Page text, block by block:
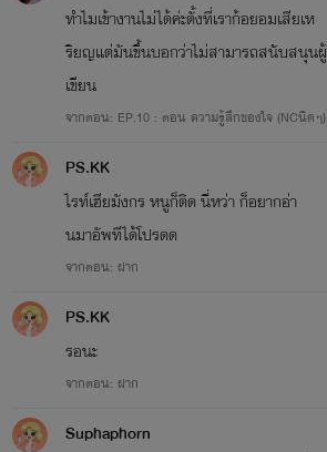
ทำไมเข้างานไม่ได้ค่ะตั้งที่เราก้อยอมเสียเห
ริยญแต่มันขึ้นบอกว่าไม่สามารถสนับสนุนผู้
เขียน
จากตอน: EP.10 : ตอน ความรู้สึกของใจ (NCนิดๆ)
PS.KK
ไรท์เฮียมังกร หนูก็ติด นี่หว่า ก็อยากอ่า
นมาอัพทีได้โปรดด
จากตอน: ฝาก
PS.KK
รอนะ
จากตอน: ฝาก
Suphaphorn